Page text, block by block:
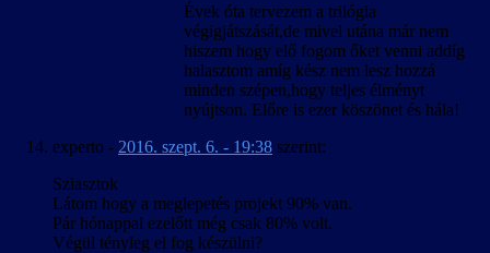
Évek óta tervezem a trilógia
végigjátszását,de mivel utána már nem
hiszem hogy elő fogom őket venni addíg
halasztom amíg kész nem lesz hozzá
minden szépen,hogy teljes élményt
nyújtson. Előre is ezer köszönet és hála!
experto - 2016. szept. 6. - 19:38 szerint:
Sziasztok
Látom hogy a meglepetés projekt 90% van.
Pár hónappal ezelőtt még csak 80% volt.
Végül tényleg el fog készülni?